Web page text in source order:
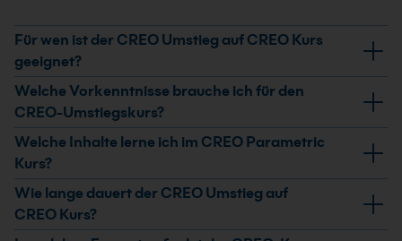
Für wen ist der CREO Umstieg auf CREO Kurs
geeignet?
Der Kurs richtet sich an Anwenderinnen und Anwender,
die bereits mit einer anderen CAD-Software gearbeitet
haben und künftig mit Creo arbeiten. Er eignet sich für
den strukturierten Einstieg in Creo Parametric.
Welche Vorkenntnisse brauche ich für den
CREO-Umstiegskurs?
Du brauchst CAD-Kenntnisse aus anderen
Programmen. Spezielle Creo-Vorkenntnisse werden
nicht vorausgesetzt.
Welche Inhalte lerne ich im CREO Parametric
Kurs?
Du lernst die Benutzeroberfläche, Dateiverwaltung, den
Skizzierer, Part-Modellierung, Baugruppen,
Zeichnungsableitung und verschiedene Zusatztools
Wie lange dauert der CREO Umstieg auf
CREO Kurs?